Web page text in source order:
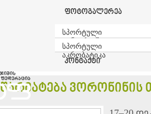
ფოტოგალერეა
სპორტული
ტანვარჯიში
სპორტული
აკრობატიკა
კონტაქტი
ვორონინის